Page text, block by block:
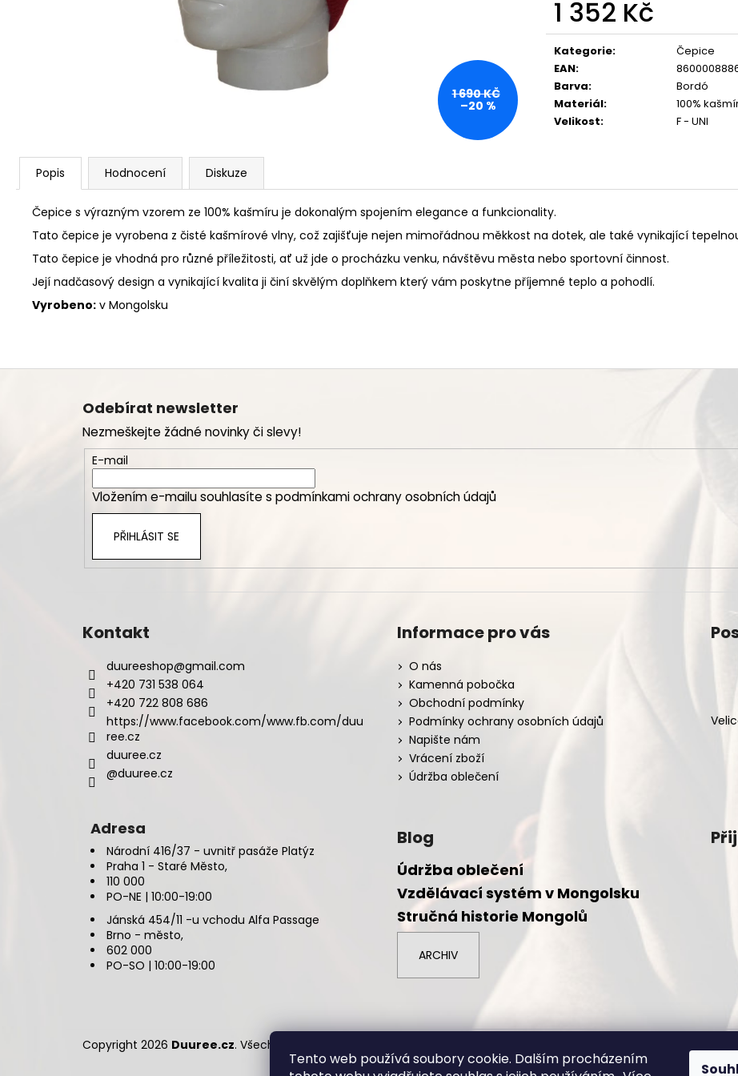
Tento web používá soubory cookie. Dalším procházením
1 352 Kč
Měrná
cena:
Kategorie:
Čepice
EAN:
Barva:
Bordó
Materiál:
100%
Velikost: F - UNI
1 690 KČ
–20 %
Popis Hodnocení Diskuze
Čepice s výrazným vzorem ze 100% kašmíru je dokonalým spojením elegance a funkcionality.
Tato čepice je vyrobena z čisté kašmírové vlny, což zajišťuje nejen mimořádnou měkkost na dotek, ale také vynikající
Tato čepice je vhodná pro různé příležitosti, ať už jde o procházku venku, návštěvu města nebo sportovní činnost.
Její nadčasový design a vynikající kvalita ji činí skvělým doplňkem který vám poskytne příjemné teplo a pohodlí.
Vyrobeno: v Mongolsku
Z
Odebírat newsletter
Nezmeškejte žádné novinky či slevy!
E-mail
Vložením e-mailu souhlasíte s podmínkami ochrany osobních údajů
PŘIHLÁSIT SE
Kontakt
duureeshop@gmail.com
+420 731 538 064
+420 722 808 686
https://www.facebook.com/www.fb.com/duu
ree.cz
duuree.cz
@duuree.cz
Informace pro vás
O nás
Kamenná pobočka
Obchodní podmínky
Podmínky ochrany osobních údajů
Napište nám
Vrácení zboží
Údržba oblečení
Adresa
Národní 416/37 - uvnitř pasáže Platýz
Praha 1 - Staré Město,
110 000
PO-NE | 10:00-19:00
Jánská 454/11 -u vchodu Alfa Passage
Brno - město,
602 000
PO-SO | 10:00-19:00
Blog
Údržba oblečení
Vzdělávací systém v Mongolsku
Stručná historie Mongolů
ARCHIV
Copyright 2026 Duuree.cz. Všechna práva vyhrazena.